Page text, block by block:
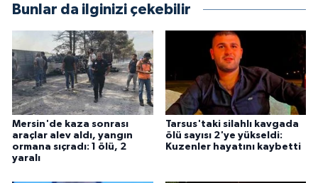
Bunlar da ilginizi çekebilir
Mersin'de kaza sonrası
araçlar alev aldı, yangın
ormana sıçradı: 1 ölü, 2
yaralı
Tarsus'taki silahlı kavgada
ölü sayısı 2'ye yükseldi:
Kuzenler hayatını kaybetti